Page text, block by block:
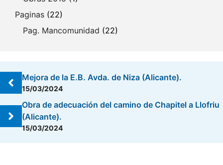
Paginas (22)
Pag. Mancomunidad (22)
Mejora de la E.B. Avda. de Niza (Alicante).
15/03/2024
Obra de adecuación del camino de Chapitel a Llofriu
(Alicante).
15/03/2024